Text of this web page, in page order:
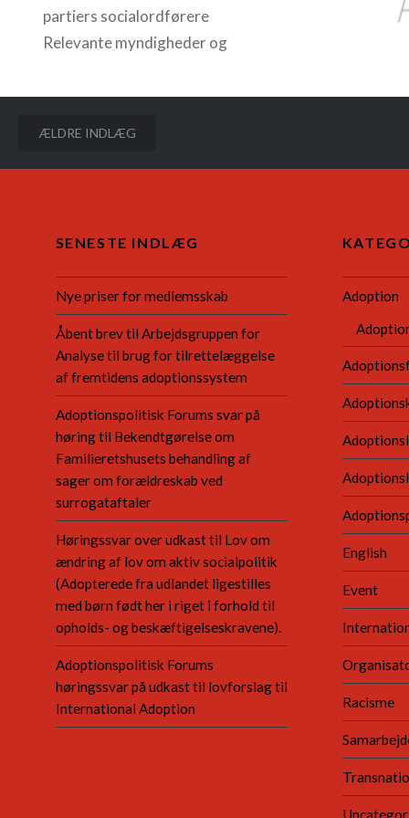
partiers socialordførere
Relevante myndigheder og
fuldstændig modtagerliste, se:
Afsenderne opfordrer de
Navigation
til
ÆLDRE INDLÆG
SENESTE INDLÆG
Nye priser for medlemsskab
Åbent brev til Arbejdsgruppen for
Analyse til brug for tilrettelæggelse
af fremtidens adoptionssystem
Adoptionspolitisk Forums svar på
høring til Bekendtgørelse om
Familieretshusets behandling af
sager om forældreskab ved
surrogataftaler
Høringssvar over udkast til Lov om
ændring af lov om aktiv socialpolitik
(Adopterede fra udlandet ligestilles
med børn født her i riget i forhold til
opholds- og beskæftigelseskravene).
Adoptionspolitisk Forums
høringssvar på udkast til lovforslag til
International Adoption
Adoption
English
Event
Racisme